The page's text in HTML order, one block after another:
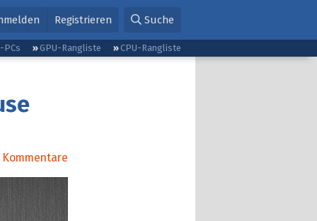
Registrieren Suche
PCs GPU-Rangliste CPU-Rangliste
Kommentare